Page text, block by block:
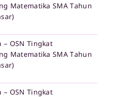
Matematika SMA Tahun
– OSN Tingkat
Matematika SMA Tahun
– OSN Tingkat